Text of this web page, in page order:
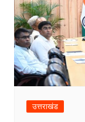
उत्तराखंड